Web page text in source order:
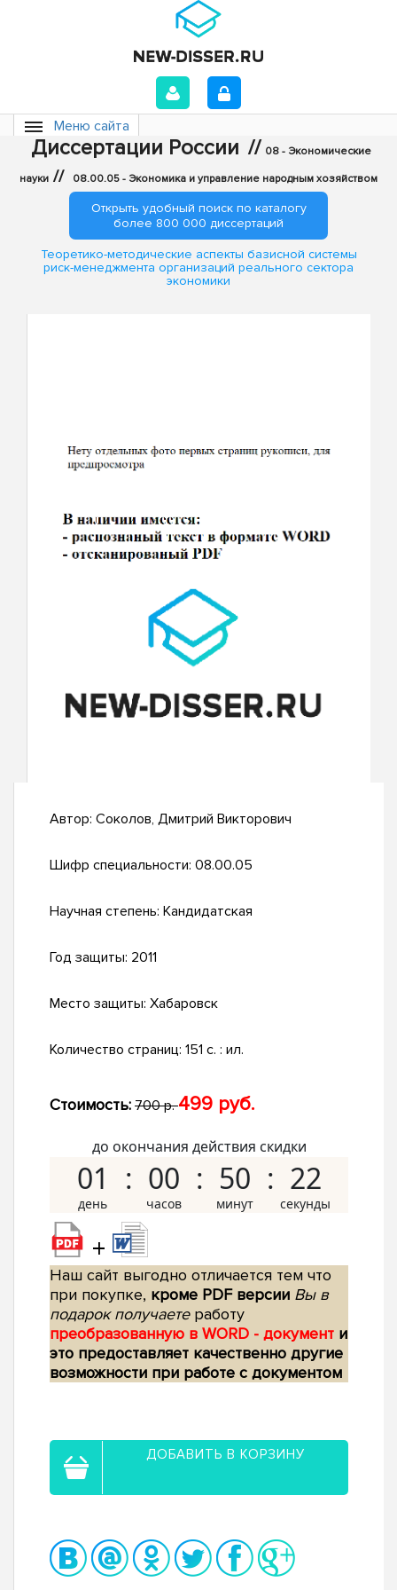
Меню сайта
Диссертации России // 08 - Экономические
науки // 08.00.05 - Экономика и управление народным хозяйством
Открыть удобный поиск по каталогу
более 800 000 диссертаций
Теоретико-методические аспекты базисной системы
риск-менеджмента организаций реального сектора
экономики
Автор: Соколов, Дмитрий Викторович
Шифр специальности: 08.00.05
Научная степень: Кандидатская
Год защиты: 2011
Место защиты: Хабаровск
Количество страниц: 151 с. : ил.
Стоимость: 700 р.499 руб.
до окончания действия скидки
01 00 50 21
+
Наш сайт выгодно отличается тем что
при покупке, кроме PDF версии Вы в
подарок получаетеработу
преобразованную в WORD - документ и
это предоставляет качественно другие
возможности при работе с документом
ДОБАВИТЬ В КОРЗИНУ